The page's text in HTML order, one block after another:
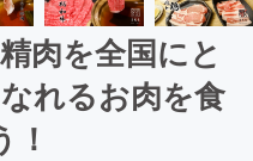
肉を全国にと
れるお肉を食